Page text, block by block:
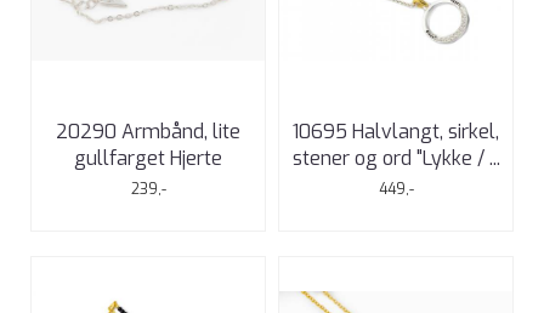
20290 Armbånd, lite
gullfarget Hjerte
239,-
10695 Halvlangt, sirkel,
stener og ord "Lykke / ...
449,-